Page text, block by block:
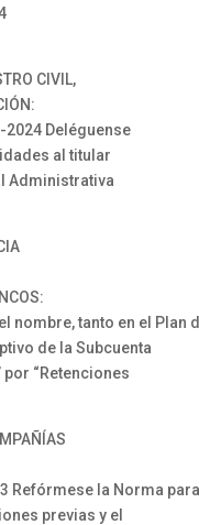
CIVIL,
2024 Deléguense
al titular
Administrativa
nombre, tanto en el Plan
de la Subcuenta
por “Retenciones
Refórmese la Norma para
previas y el